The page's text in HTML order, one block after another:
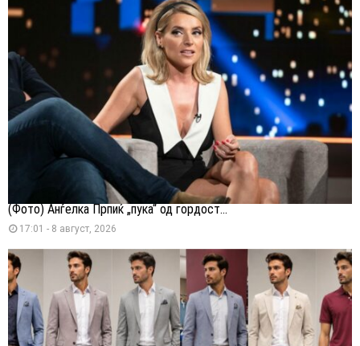
(Фото) Анѓелка Прпиќ „пука“ од гордост...
17:01 - 8 август, 2026